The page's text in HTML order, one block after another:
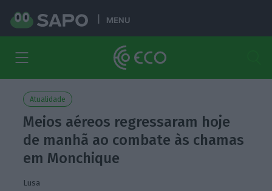
MENU
Atualidade
Meios aéreos regressaram hoje
de manhã ao combate às chamas
em Monchique
Lusa